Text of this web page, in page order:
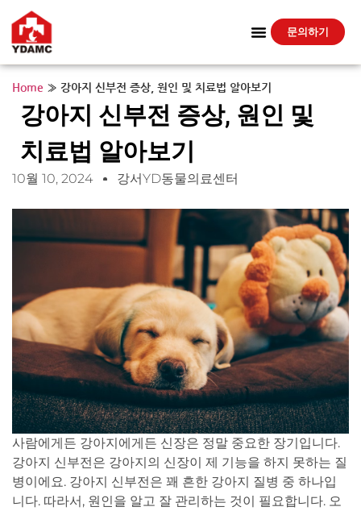
문의하기
Home » 강아지 신부전 증상, 원인 및 치료법 알아보기
강아지 신부전 증상, 원인 및
치료법 알아보기
10월 10, 2024 강서YD동물의료센터
사람에게든 강아지에게든 신장은 정말 중요한 장기입니다.
강아지 신부전은 강아지의 신장이 제 기능을 하지 못하는 질
병이에요. 강아지 신부전은 꽤 흔한 강아지 질병 중 하나입
니다. 따라서, 원인을 알고 잘 관리하는 것이 필요합니다. 오